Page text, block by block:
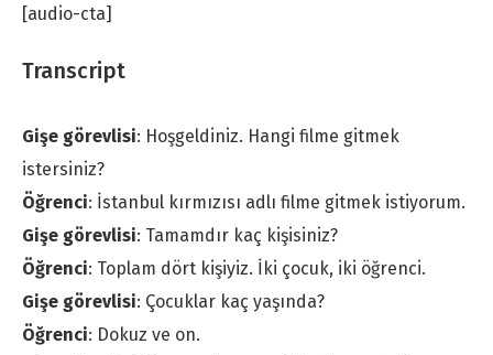
[audio-cta]
Transcript
Gişe görevlisi: Hoşgeldiniz. Hangi filme gitmek
istersiniz?
Öğrenci: İstanbul kırmızısı adlı filme gitmek istiyorum.
Gişe görevlisi: Tamamdır kaç kişisiniz?
Öğrenci: Toplam dört kişiyiz. İki çocuk, iki öğrenci.
Gişe görevlisi: Çocuklar kaç yaşında?
Öğrenci: Dokuz ve on.